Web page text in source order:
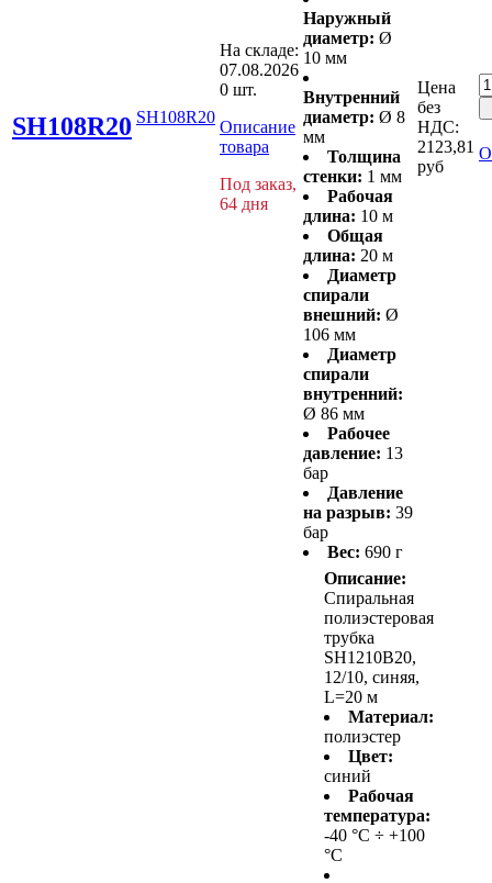
SH108R20 SH108R20
На складе:
07.08.2026
0 шт.
Описание
товара
Под заказ,
64 дня
Наружный
диаметр: Ø
10 мм
Внутренний
диаметр: Ø 8
мм
Толщина
стенки: 1 мм
Рабочая
длина: 10 м
Общая
длина: 20 м
Диаметр
спирали
внешний: Ø
106 мм
Диаметр
спирали
внутренний:
Ø 86 мм
Рабочее
давление: 13
бар
Давление
на разрыв: 39
бар
Вес: 690 г
Цена
без
НДС:
2123,81
руб
Описание:
Спиральная
полиэстеровая
трубка
SH1210B20,
12/10, синяя,
L=20 м
Материал:
полиэстер
Цвет:
синий
Рабочая
температура:
-40 °С ÷ +100
°С